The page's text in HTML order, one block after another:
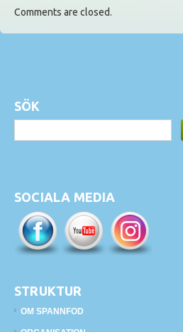
Comments are closed.
SÖK
SOCIALA MEDIA
STRUKTUR
OM SPANNFOD